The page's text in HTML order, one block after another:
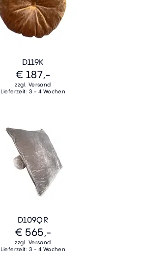
D119K
€ 187,-
zzgl. Versand
Lieferzeit: 3 - 4 Wochen
D109QR
€ 565,-
zzgl. Versand
Lieferzeit: 3 - 4 Wochen